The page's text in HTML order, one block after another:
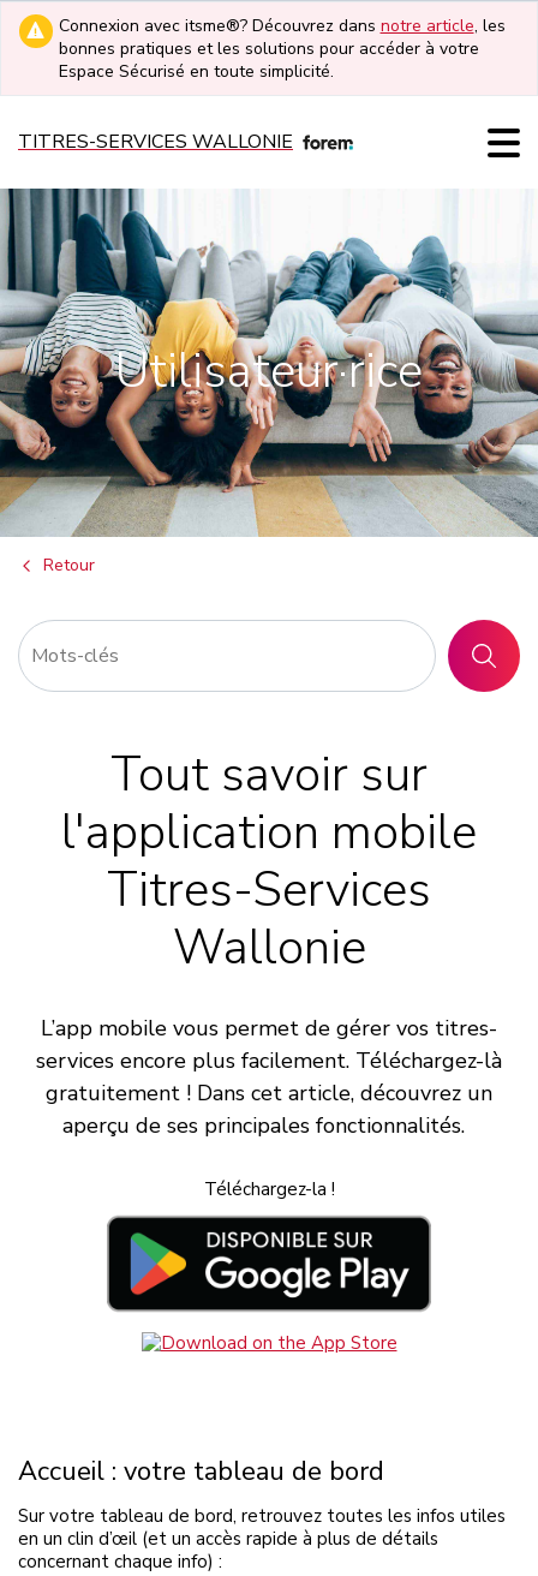
Connexion avec itsme®? Découvrez dans notre article, les
bonnes pratiques et les solutions pour accéder à votre
Espace Sécurisé en toute simplicité.
TITRES-SERVICES WALLONIE
Utilisateur·rice
Retour
Tout savoir sur
l'application mobile
Titres-Services
Wallonie
L’app mobile vous permet de gérer vos titres-
services encore plus facilement. Téléchargez-là
gratuitement ! Dans cet article, découvrez un
aperçu de ses principales fonctionnalités.
Téléchargez-la !
Accueil : votre tableau de bord
Sur votre tableau de bord, retrouvez toutes les infos utiles
en un clin d’œil (et un accès rapide à plus de détails
concernant chaque info) :